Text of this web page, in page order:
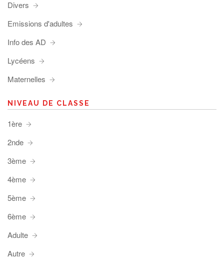
Divers
Emissions d'adultes
Info des AD
Lycéens
Maternelles
NIVEAU DE CLASSE
1ère
2nde
3ème
4ème
5ème
6ème
Adulte
Autre